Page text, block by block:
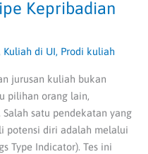
Kepribadian
Kuliah di UI, Prodi kuliah
jurusan kuliah bukan
pilihan orang lain,
satu pendekatan yang
potensi diri adalah melalui
Type Indicator). Tes ini